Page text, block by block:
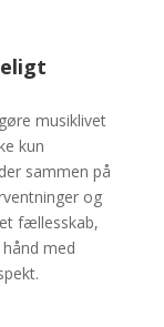
musiklivet
kun
sammen på
og
fællesskab,
med